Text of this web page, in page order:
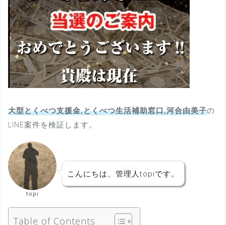
大型とくべつ支援金,とくべつ生活補助窓口,河合由美子の
LINE案件を検証します。
topi
こんにちは、管理人topiです。
Table of Contents